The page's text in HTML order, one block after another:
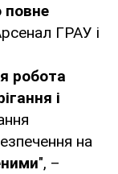
повне
ГРАУ і
робота
і
на
", –